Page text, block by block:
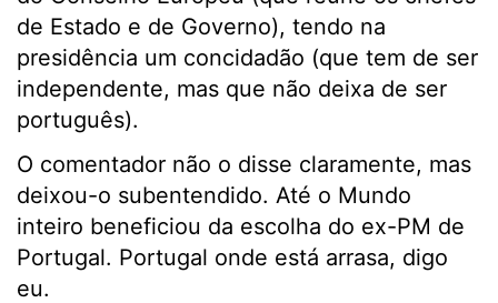
de Estado e de Governo), tendo na
presidência um concidadão (que tem de ser
independente, mas que não deixa de ser
português).
O comentador não o disse claramente, mas
deixou-o subentendido. Até o Mundo
inteiro beneficiou da escolha do ex-PM de
Portugal. Portugal onde está arrasa, digo
eu.